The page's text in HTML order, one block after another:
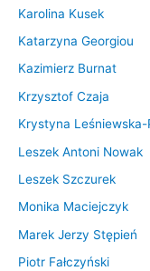
Karolina Kusek
Katarzyna Georgiou
Kazimierz Burnat
Krzysztof Czaja
Krystyna Leśniewska-
Leszek Antoni Nowak
Leszek Szczurek
Monika Maciejczyk
Marek Jerzy Stępień
Piotr Fałczyński